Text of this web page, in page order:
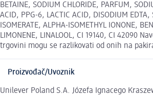
BETAINE, SODIUM CHLORIDE, PARFUM,
ACID, PPG-6, LACTIC ACID, DISODIUM EDTA,
ISOMERATE, ALPHA-ISOMETHYL IONONE,
LIMONENE, LINALOOL, CI 19140, CI 42090
trgovini mogu se razlikovati od onih na
Proizvođač/Uvoznik
Unilever Poland S.A. Józefa Ignacego